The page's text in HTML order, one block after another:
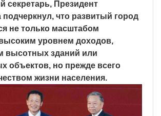
секретарь, Президент
подчеркнул, что развитый город
не только масштабом
уровнем доходов,
высотных зданий или
объектов, но прежде всего
жизни населения.